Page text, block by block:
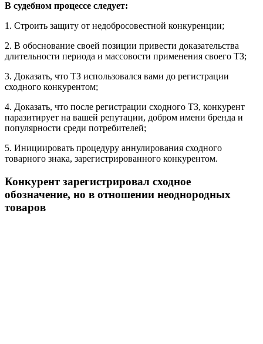
В судебном процессе следует:
1. Строить защиту от недобросовестной конкуренции;
2. В обоснование своей позиции привести доказательства
длительности периода и массовости применения своего ТЗ;
3. Доказать, что ТЗ использовался вами до регистрации
сходного конкурентом;
4. Доказать, что после регистрации сходного ТЗ, конкурент
паразитирует на вашей репутации, добром имени бренда и
популярности среди потребителей;
5. Инициировать процедуру аннулирования сходного
товарного знака, зарегистрированного конкурентом.
Конкурент зарегистрировал сходное
обозначение, но в отношении неоднородных
товаров